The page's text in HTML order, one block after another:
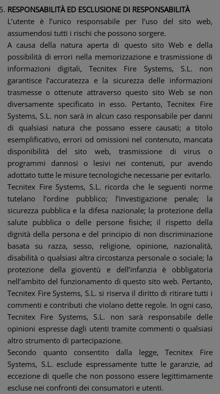
RESPONSABILITÀ ED ESCLUSIONE DI RESPONSABILITÀ
L’utente è l’unico responsabile per l’uso del sito web,
assumendosi tutti i rischi che possono sorgere.
A causa della natura aperta di questo sito Web e della
possibilità di errori nella memorizzazione e trasmissione di
informazioni digitali, Tecnitex Fire Systems, S.L. non
garantisce l’accuratezza e la sicurezza delle informazioni
trasmesse o ottenute attraverso questo sito Web se non
diversamente specificato in esso. Pertanto, Tecnitex Fire
Systems, S.L. non sarà in alcun caso responsabile per danni
di qualsiasi natura che possano essere causati; a titolo
esemplificativo, errori od omissioni nel contenuto, mancata
disponibilità del sito web, trasmissione di virus o
programmi dannosi o lesivi nei contenuti, pur avendo
adottato tutte le misure tecnologiche necessarie per evitarlo.
Tecnitex Fire Systems, S.L. ricorda che le seguenti norme
tutelano l’ordine pubblico; l’investigazione penale; la
sicurezza pubblica e la difesa nazionale; la protezione della
salute pubblica o delle persone fisiche; il rispetto della
dignità della persona e del principio di non discriminazione
basata su razza, sesso, religione, opinione, nazionalità,
disabilità o qualsiasi altra circostanza personale o sociale; la
protezione della gioventù e dell’infanzia è obbligatoria
nell’ambito del funzionamento di questo sito web. Pertanto,
Tecnitex Fire Systems, S.L. si riserva il diritto di ritirare tutti i
commenti e contributi che violano dette regole. In ogni caso,
Tecnitex Fire Systems, S.L. non sarà responsabile delle
opinioni espresse dagli utenti tramite commenti o qualsiasi
altro strumento di partecipazione.
Secondo quanto consentito dalla legge, Tecnitex Fire
Systems, S.L. esclude espressamente tutte le garanzie, ad
eccezione di quelle che non possono essere legittimamente
escluse nei confronti dei consumatori e utenti.